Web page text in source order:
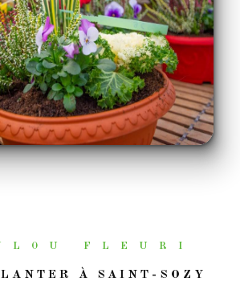
FLEURI
À SAINT-SOZY